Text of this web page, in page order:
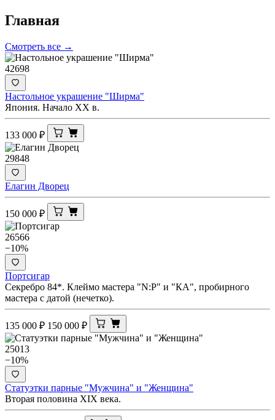
Главная
Смотреть все →
42698
Настольное украшение "Ширма"
Япония. Начало ХХ в.
133 000 ₽
29848
Елагин Дворец
150 000 ₽
26566
−10%
Портсигар
Секребро 84*. Клеймо мастера "N:Р" и "КА", пробирного
мастера с датой (нечетко).
135 000 ₽ 150 000 ₽
25013
−10%
Статуэтки парные "Мужчина" и "Женщина"
Вторая половина XIX века.